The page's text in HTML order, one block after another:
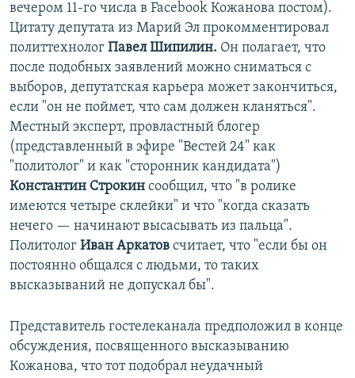
вечером 11-го числа в Facebook Кожанова постом).
Цитату депутата из Марий Эл прокомментировал
политтехнолог Павел Шипилин. Он полагает, что
после подобных заявлений можно сниматься с
выборов, депутатская карьера может закончиться,
если "он не поймет, что сам должен кланяться".
Местный эксперт, провластный блогер
(представленный в эфире "Вестей 24" как
"политолог" и как "сторонник кандидата")
Константин Строкин сообщил, что "в ролике
имеются четыре склейки" и что "когда сказать
нечего — начинают высасывать из пальца".
Политолог Иван Аркатов считает, что "если бы он
постоянно общался с людьми, то таких
высказываний не допускал бы".
Представитель гостелеканала предположил в конце
обсуждения, посвященного высказыванию
Кожанова, что тот подобрал неудачный